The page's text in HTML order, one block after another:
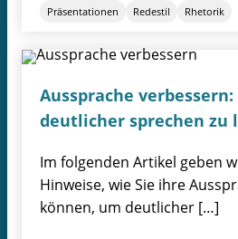
Präsentationen Redestil Rhetorik
Aussprache verbessern:
deutlicher sprechen zu
Im folgenden Artikel geben
Hinweise, wie Sie ihre
können, um deutlicher […]